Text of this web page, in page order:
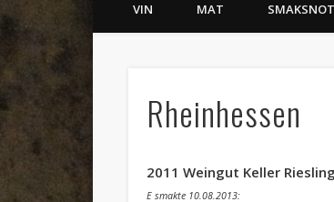
VIN MAT
Rheinhessen
2011 Weingut Keller
E smakte 10.08.2013: